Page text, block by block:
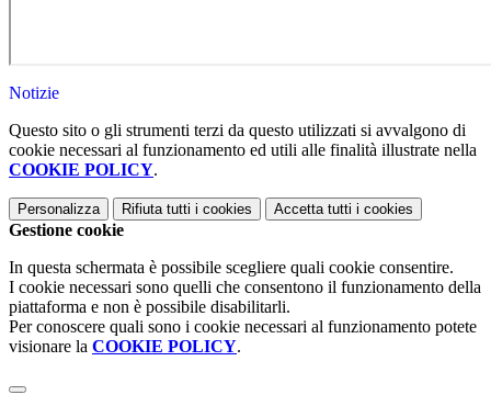
Notizie
Questo sito o gli strumenti terzi da questo utilizzati si avvalgono di
cookie necessari al funzionamento ed utili alle finalità illustrate nella
COOKIE POLICY.
Personalizza Rifiuta tutti i cookies Accetta tutti i cookies
Gestione cookie
In questa schermata è possibile scegliere quali cookie consentire.
I cookie necessari sono quelli che consentono il funzionamento della
piattaforma e non è possibile disabilitarli.
Per conoscere quali sono i cookie necessari al funzionamento potete
visionare la COOKIE POLICY.